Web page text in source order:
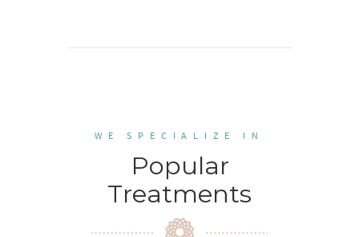
WE SPECIALIZE IN
Popular
Treatments